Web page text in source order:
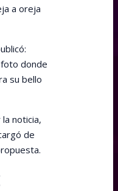
a oreja
foto donde
su bello
noticia,
de